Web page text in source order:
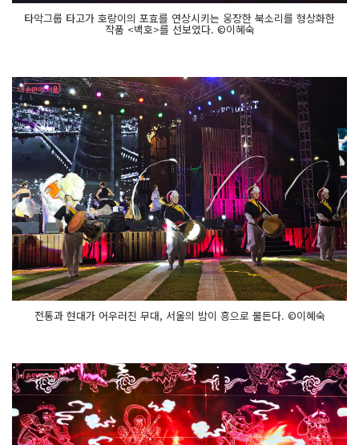
타악그룹 타고가 호랑이의 포효를 연상시키는 웅장한 북소리를 형상화한
작품 <백호>를 선보였다. ©이혜숙
전통과 현대가 어우러진 무대, 서울의 밤이 흥으로 물든다. ©이혜숙